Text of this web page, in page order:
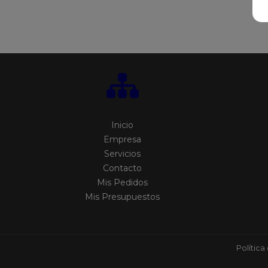
Inicio
Empresa
Servicios
Contacto
Mis Pedidos
Mis Presupuestos
Política